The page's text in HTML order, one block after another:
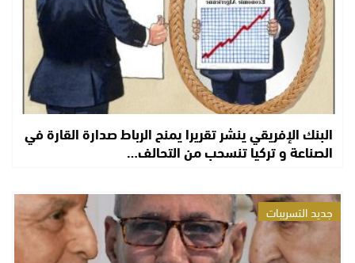
البنك الإفريقي ينشر تقريرا يمنح الرباط صدارة القارة في
الصناعة و تركيا تنسحب من التحالف…
جديد التسريبات